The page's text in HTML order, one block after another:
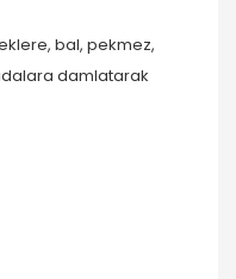
bal, pekmez,
damlatarak